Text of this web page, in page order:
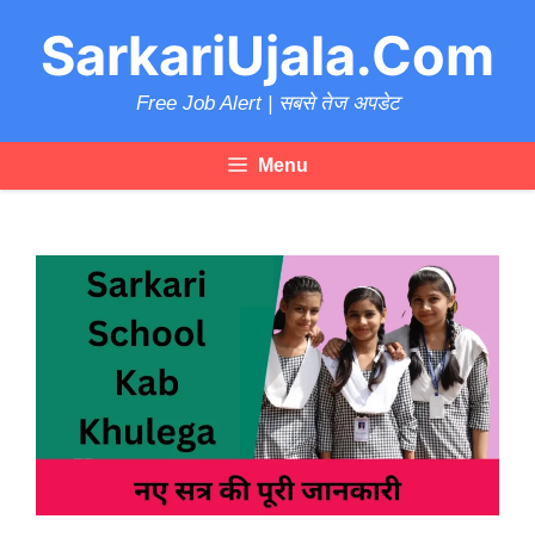
contentSarkariUjala.Com
Free Job Alert | सबसे तेज अपडेट
Menu